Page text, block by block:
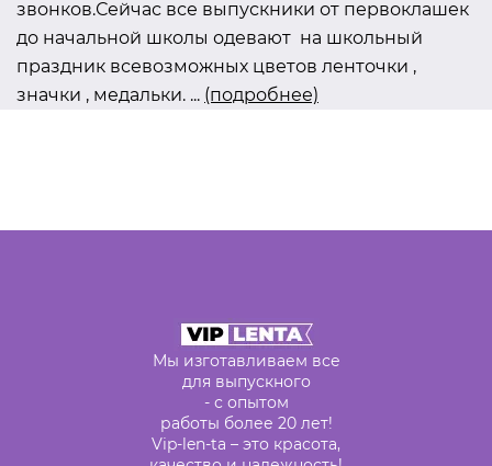
звонков.Сейчас все выпускники от первоклашек
до начальной школы одевают на школьный
праздник всевозможных цветов ленточки ,
значки , медальки. ... (подробнее)
Мы изготавливаем все
для выпускного
- с опытом
работы более 20 лет!
Vip-len-ta – это красота,